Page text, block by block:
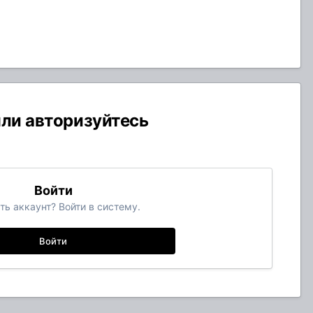
авторизуйтесь
Войти
аккаунт? Войти в систему.
Войти